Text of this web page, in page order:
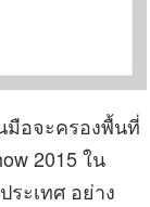
มือจะครองพื้นที่
2015 ใน
ะเทศ อย่าง